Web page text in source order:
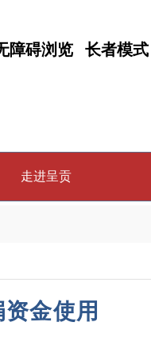
长者模式
障碍浏览
走进呈贡
金使用